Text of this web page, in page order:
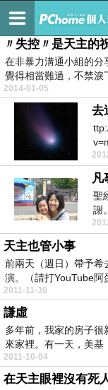
赤子童心
〃失控〃是天主的
在非暴力溝通小組的分
覺得相當難過，不禁淚
2014-01-05
去
凡
聖
謝
出
天主也管小事
前兩天（週日）帶予希
演。（請打YouTube阿
2011-11-30
謙虛
多年前，我家的房子
來家裡。有一天，美基
2011-10-04
在天主眼裡沒有死